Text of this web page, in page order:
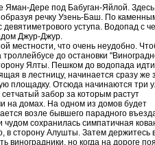
Яман-Дере под Бабуган-Яйлой. Здесь
образуя речку Узень-Баш. По
уступа. Водопад с
Джур-Джур.
местности, что очень неудобно.
до остановки
Ялты. Пешком до водопада идти
в лестницу, начинается сразу же
площадку. Отсюда начинаются три
забор за которым растут
на домах. На одном из домов будет
возле бывшего парадного
чудом сохранилась симпатичная
в сторону Алушты. Затем держитесь
но когда на дороге